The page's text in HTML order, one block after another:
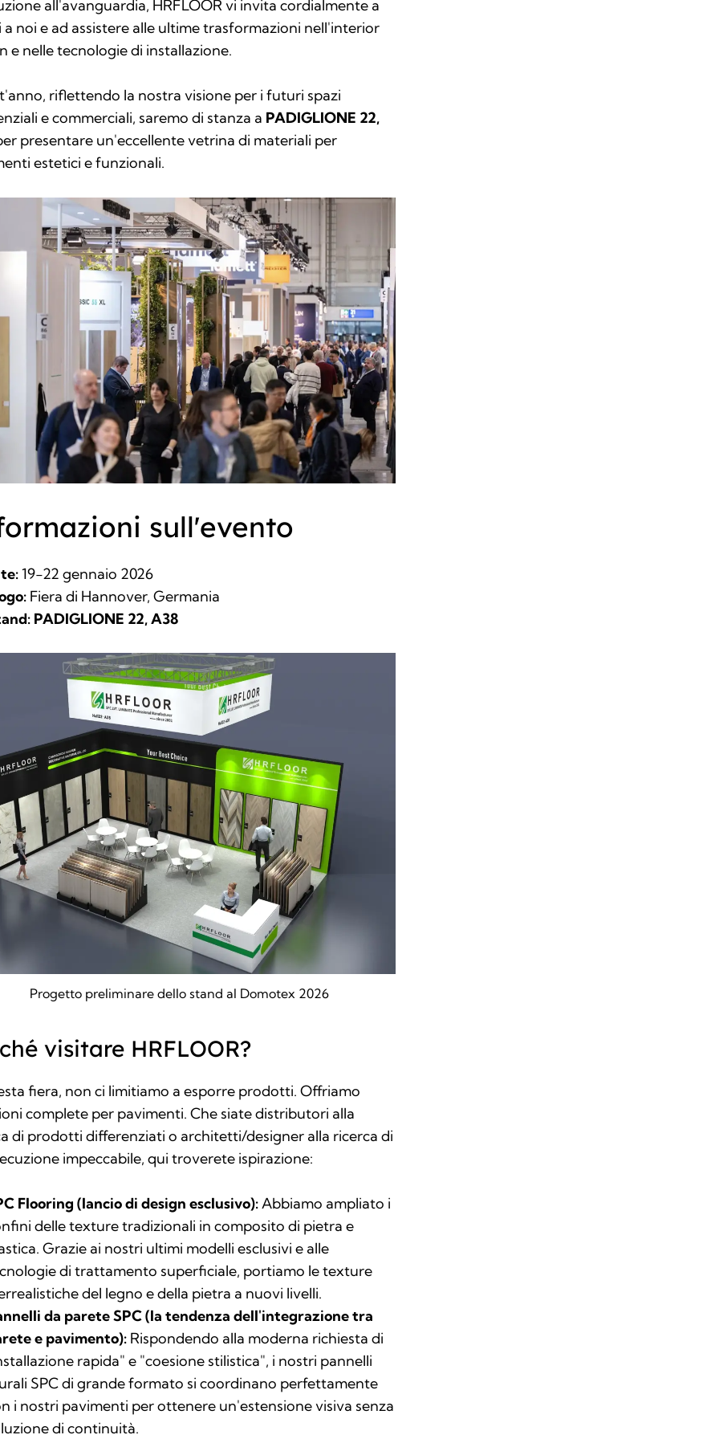
all'avanguardia, HRFLOOR vi invita cordialmente a
a noi e ad assistere alle ultime trasformazioni nell'interior
e nelle tecnologie di installazione.
riflettendo la nostra visione per i futuri spazi
e commerciali, saremo di stanza a PADIGLIONE 22,
presentare un'eccellente vetrina di materiali per
estetici e funzionali.
sull'evento
19-22 gennaio 2026
Fiera di Hannover, Germania
PADIGLIONE 22, A38
Progetto preliminare dello stand al Domotex 2026
visitare HRFLOOR?
fiera, non ci limitiamo a esporre prodotti. Offriamo
complete per pavimenti. Che siate distributori alla
di prodotti differenziati o architetti/designer alla ricerca di
impeccabile, qui troverete ispirazione:
Flooring (lancio di design esclusivo):Abbiamo ampliato i
delle texture tradizionali in composito di pietra e
Grazie ai nostri ultimi modelli esclusivi e alle
di trattamento superficiale, portiamo le texture
del legno e della pietra a nuovi livelli.
da parete SPC (la tendenza dell'integrazione tra
e pavimento): Rispondendo alla moderna richiesta di
rapida" e "coesione stilistica", i nostri pannelli
SPC di grande formato si coordinano perfettamente
i nostri pavimenti per ottenere un'estensione visiva senza
di continuità.